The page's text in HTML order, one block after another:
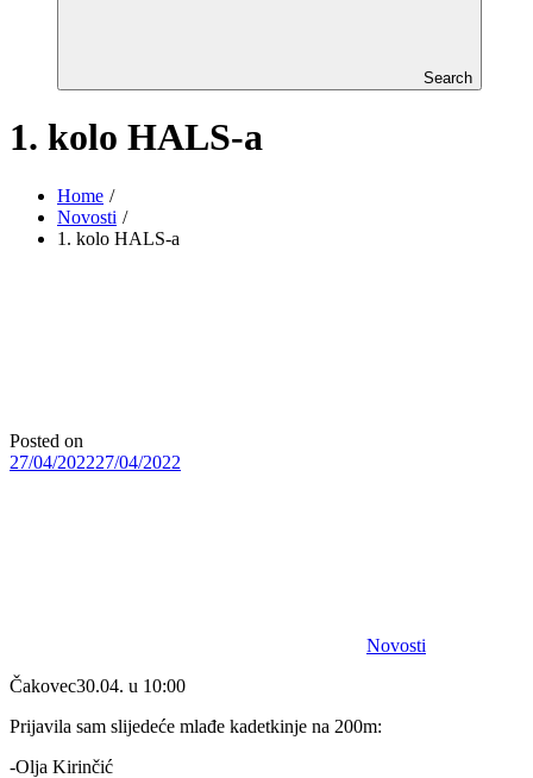
Search
1. kolo HALS-a
Home
Novosti
1. kolo HALS-a
Posted on
27/04/202227/04/2022
Novosti
Čakovec30.04. u 10:00
Prijavila sam slijedeće mlađe kadetkinje na 200m:
-Olja Kirinčić